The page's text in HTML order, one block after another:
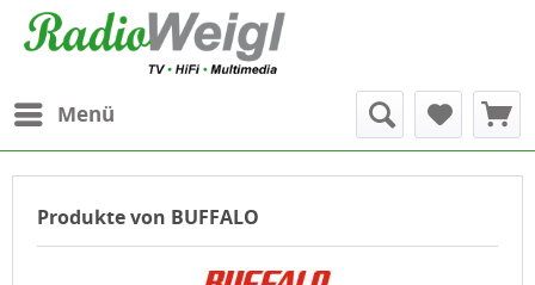
Menü
Produkte von BUFFALO